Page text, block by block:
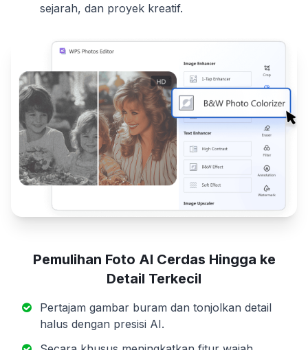
sejarah, dan proyek kreatif.
Pemulihan Foto AI Cerdas Hingga ke
Detail Terkecil
Pertajam gambar buram dan tonjolkan detail
halus dengan presisi AI.